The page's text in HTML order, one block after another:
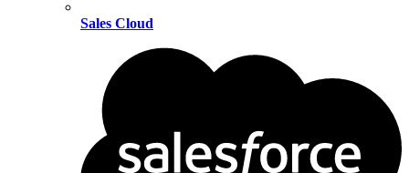
Sales Cloud